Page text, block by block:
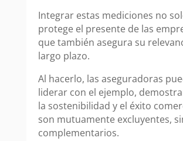
Integrar estas mediciones no
protege el presente de las
que también asegura su
largo plazo.
Al hacerlo, las aseguradoras
liderar con el ejemplo,
la sostenibilidad y el éxito
son mutuamente excluyentes,
complementarios.